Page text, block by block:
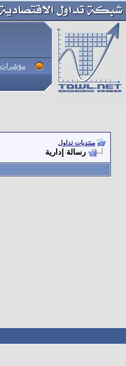
منتديات تداول
رسالة إدارية